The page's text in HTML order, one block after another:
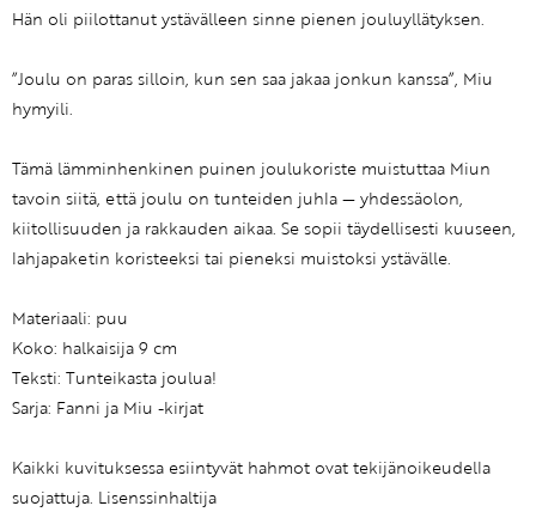
Hän oli piilottanut ystävälleen sinne pienen jouluyllätyksen.
”Joulu on paras silloin, kun sen saa jakaa jonkun kanssa”, Miu
hymyili.
Tämä lämminhenkinen puinen joulukoriste muistuttaa Miun
tavoin siitä, että joulu on tunteiden juhla — yhdessäolon,
kiitollisuuden ja rakkauden aikaa. Se sopii täydellisesti kuuseen,
lahjapaketin koristeeksi tai pieneksi muistoksi ystävälle.
Materiaali: puu
Koko: halkaisija 9 cm
Teksti: Tunteikasta joulua!
Sarja: Fanni ja Miu -kirjat
Kaikki kuvituksessa esiintyvät hahmot ovat tekijänoikeudella
suojattuja. Lisenssinhaltija